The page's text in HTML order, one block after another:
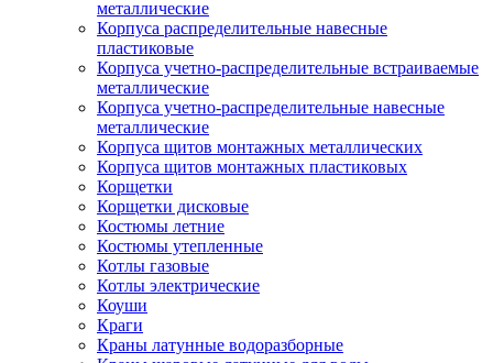
металлические
Корпуса распределительные навесные
пластиковые
Корпуса учетно-распределительные встраиваемые
металлические
Корпуса учетно-распределительные навесные
металлические
Корпуса щитов монтажных металлических
Корпуса щитов монтажных пластиковых
Корщетки
Корщетки дисковые
Костюмы летние
Костюмы утепленные
Котлы газовые
Котлы электрические
Коуши
Краги
Краны латунные водоразборные